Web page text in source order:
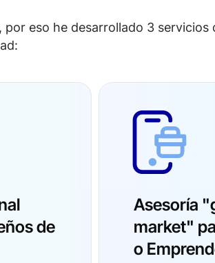
eso he desarrollado 3 servicios
de
Asesoría
market"
o